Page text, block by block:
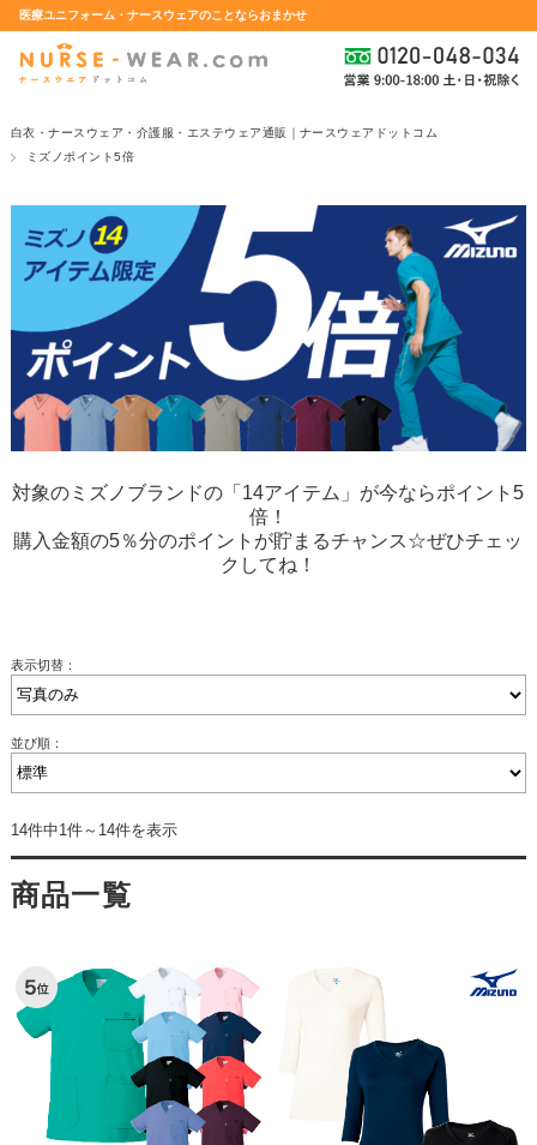
医療ユニフォーム・ナースウェアのことならおまかせ
白衣・ナースウェア・介護服・エステウェア通販｜ナースウェアドットコム
ミズノポイント5倍
対象のミズノブランドの「14アイテム」が今ならポイント5
倍！
購入金額の5％分のポイントが貯まるチャンス☆ぜひチェッ
クしてね！
表示切替：
並び順：
14件中1件～14件を表示
商品一覧